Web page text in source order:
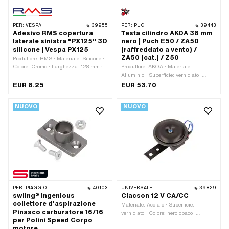
PER: VESPA 39955
Adesivo RMS copertura
laterale sinistra "PX125" 3D
silicone | Vespa PX125
Produttore: RMS · Materiale: Silicone ·
Colore: Cromo · Larghezza: 128 mm ·
· Composizione posteriore: Adesivo ·
EUR 8.25
PER: PUCH 39443
Testa cilindro AKOA 38 mm
nero | Puch E50 / ZA50
(raffreddato a vento) /
ZA50 (cat.) / Z50
Produttore: AKOA · Materiale:
Alluminio · Superficie: verniciato ·
Cilindro Ø: 38 mm · Filo di candela:
Larghezza: 123.2 mm · Altezza: 54.5
mm · Area di applicazione: Standard ·
Numero di punti di fissaggio: 4 Stk ·
Schema di foratura [mm]: 44 x 44 ·
Mimetizzato: No
EUR 53.70
NUOVO
PER: PIAGGIO 40103
swiing® ingenious
collettore d'aspirazione
Pinasco carburatore 16/16
per Polini Speed Corpo
NUOVO
UNIVERSALE 39829
Clacson 12 V CA/CC
Materiale: Acciaio · Superficie:
verniciato · Colore: nero opaco ·